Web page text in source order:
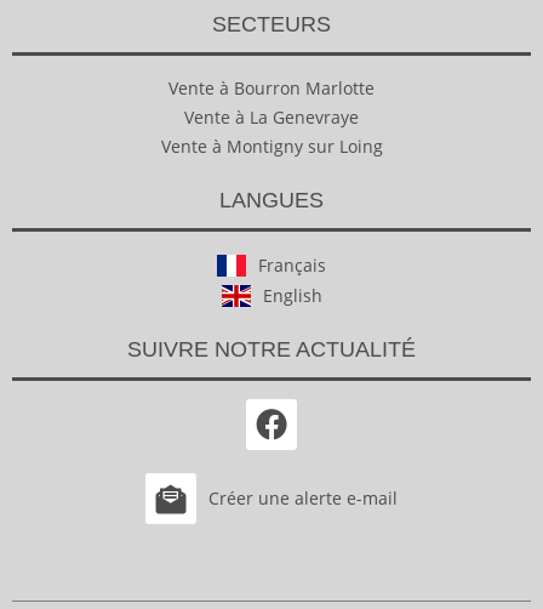
SECTEURS
Vente à Bourron Marlotte
Vente à La Genevraye
Vente à Montigny sur Loing
LANGUES
Français
English
SUIVRE NOTRE ACTUALITÉ
Créer une alerte e-mail